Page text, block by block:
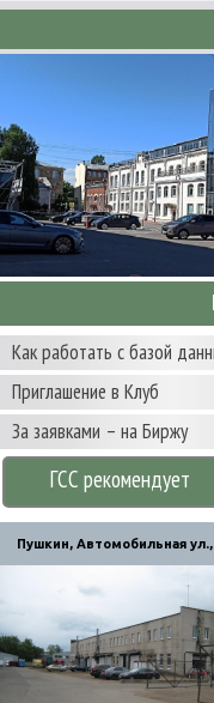
Как работать с базой
Приглашение в Клуб
За заявками – на Биржу
ГСС рекомендует
Пушкин, Автомобильная ул.,